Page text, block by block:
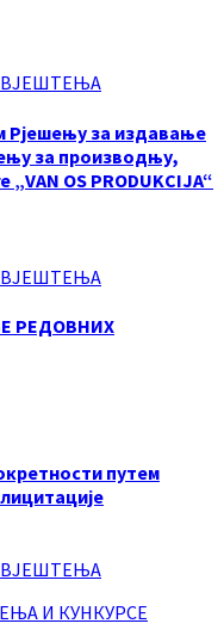
за издавање
за производњу,
OS PRODUKCIJA“
РЕДОВНИХ
путем
И КУНКУРСЕ